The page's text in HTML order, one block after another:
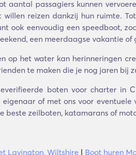
aantal passagiers kunnen
reizen dankzij hun ruimte.
ook eenvoudig een speedboot,
een meerdaagse vakantie of
op het water kan herinneringen
te maken die je nog jaren bij
boten voor charter
of met ons voor
beste zeilboten, katamarans of
Lavington, Wiltshire | Boot huren